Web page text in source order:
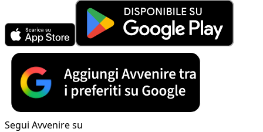
Segui Avvenire su